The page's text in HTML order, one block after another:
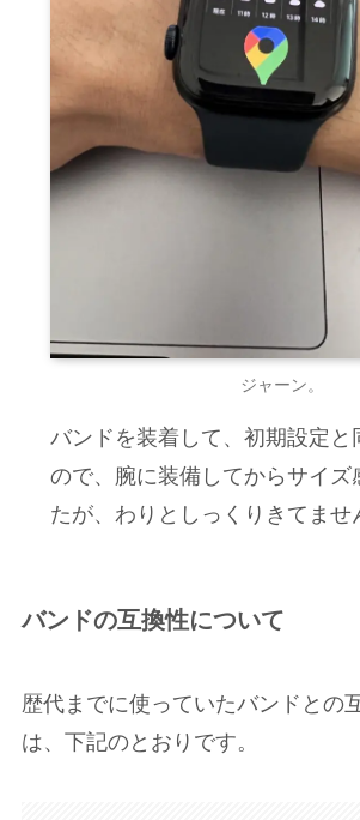
ジャーン。
バンドを装着して、初期設定と
ので、腕に装備してからサイズ
たが、わりとしっくりきてませ
バンドの互換性について
歴代までに使っていたバンドとの
は、下記のとおりです。